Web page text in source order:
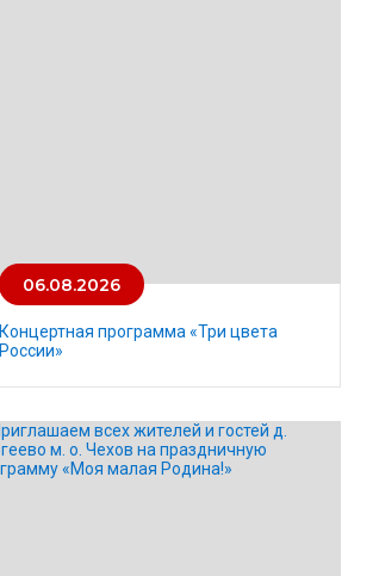
06.08.2026
Концертная программа «Три цвета
России»